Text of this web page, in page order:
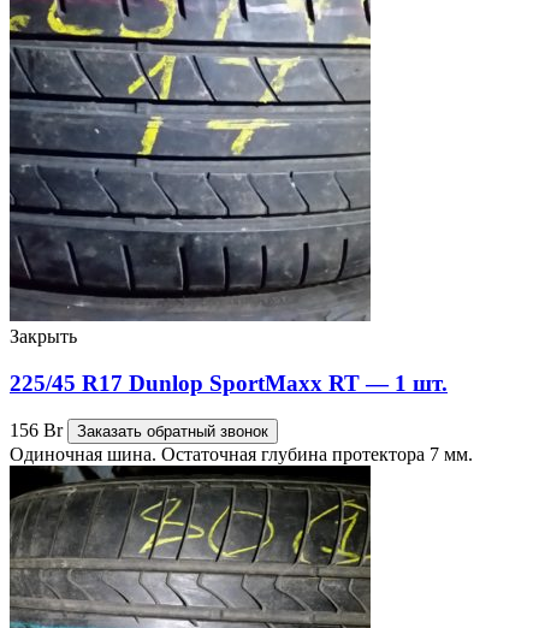
Закрыть
225/45 R17 Dunlop SportMaxx RT — 1 шт.
156 Br Заказать обратный звонок
Одиночная шина. Остаточная глубина протектора 7 мм.